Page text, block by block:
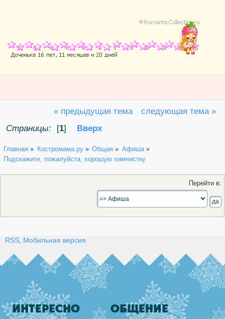
« предыдущая тема
следующая тема »
Страницы:
[1] Вверх
Главная » Костромама.ру» Общая » Афиша»
Подскажите, пожалуйста, хорошую химчистку
Перейти в:
RSS Мобильная версия
ИНТЕРЕСНО ОБЩЕНИЕ